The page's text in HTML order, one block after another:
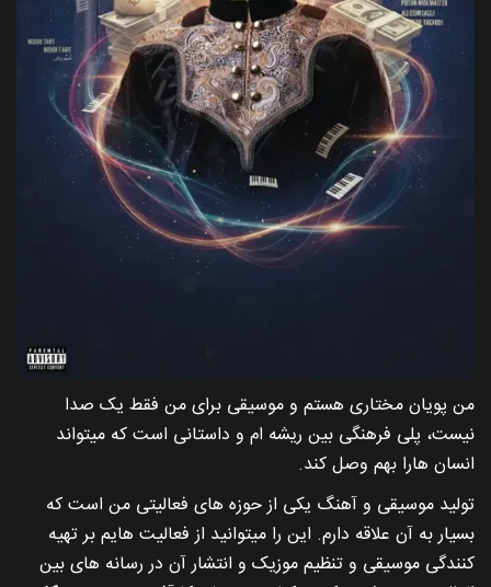
من پویان مختاری هستم و موسیقی برای من فقط یک صدا
نیست، پلی فرهنگی بین ریشه ام و داستانی است که میتواند
انسان هارا بهم وصل کند.
تولید موسیقی و آهنگ یکی از حوزه های فعالیتی من است که
بسیار به آن علاقه دارم. این را میتوانید از فعالیت هایم بر تهیه
کنندگی موسیقی و تنظیم موزیک و انتشار آن در رسانه های بین